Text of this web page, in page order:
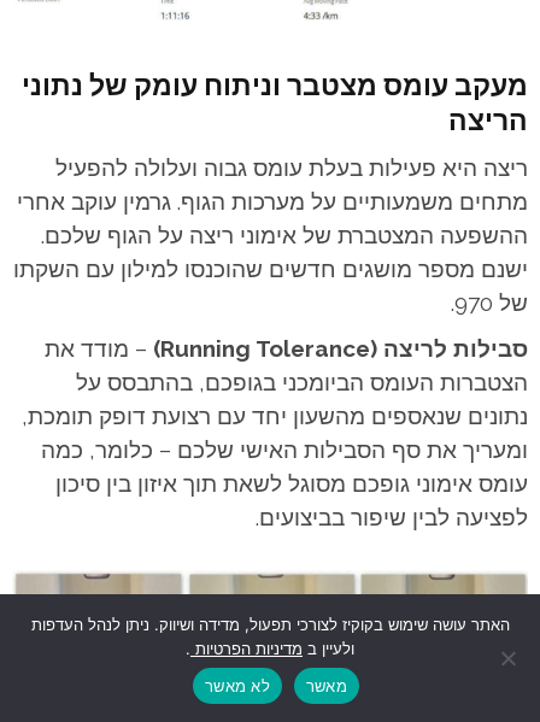
מעקב עומס מצטבר וניתוח עומק של נתוני
הריצה
ריצה היא פעילות בעלת עומס גבוה ועלולה להפעיל
מתחים משמעותיים על מערכות הגוף. גרמין עוקב אחרי
ההשפעה המצטברת של אימוני ריצה על הגוף שלכם.
ישנם מספר מושגים חדשים שהוכנסו למילון עם השקתו
של 970.
סבילות לריצה (Running Tolerance)
– מודד את
הצטברות העומס הביומכני בגופכם, בהתבסס על
נתונים שנאספים מהשעון יחד עם רצועת דופק תומכת,
ומעריך את סף הסבילות האישי שלכם – כלומר, כמה
עומס אימוני גופכם מסוגל לשאת תוך איזון בין סיכון
לפציעה לבין שיפור בביצועים.
האתר עושה שימוש בקוקיז לצורכי תפעול, מדידה ושיווק. ניתן לנהל העדפות
ולעיין ב מדיניות הפרטיות .
מאשר
לא מאשר